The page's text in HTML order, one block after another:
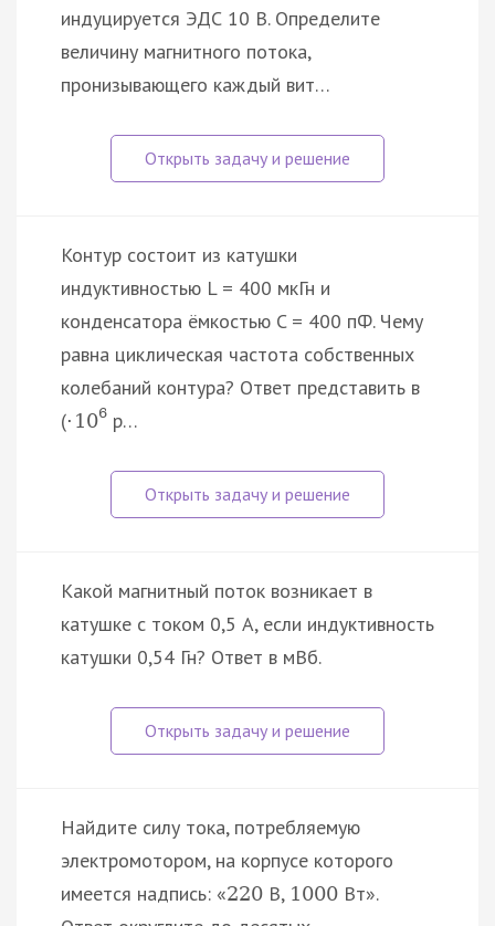
индуцируется ЭДС 10 В. Определите
величину магнитного потока,
пронизывающего каждый вит…
Контур состоит из катушки
индуктивностью L = 400 мкГн и
конденсатора ёмкостью C = 400 пФ. Чему
равна циклическая частота собственных
колебаний контура? Ответ представить в
(· 106 р…
Какой магнитный поток возникает в
катушке с током 0,5 А, если индуктивность
катушки 0,54 Гн? Ответ в мВб.
Найдите силу тока, потребляемую
электромотором, на корпусе которого
имеется надпись: «220 В, 1000 Вт».